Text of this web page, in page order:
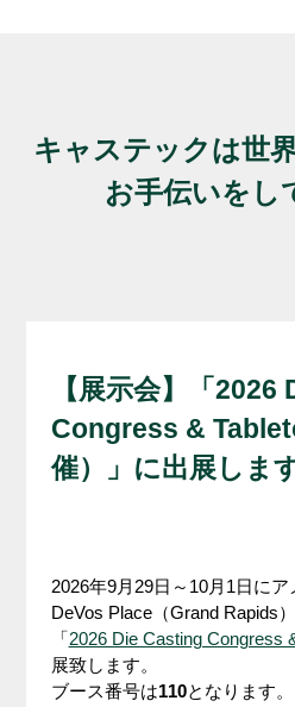
キャステックは世
お手伝いをし
【展示会】「
Congress &
催）」に出展しま
2026年9月29日～10月1日にア
DeVos Place（Grand Rapids
「2026 Die Casting Congress
展致します。
ブース番号は110となります。